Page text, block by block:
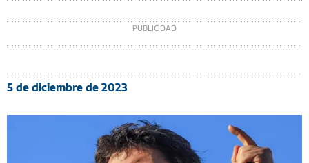
5 de diciembre de 2023